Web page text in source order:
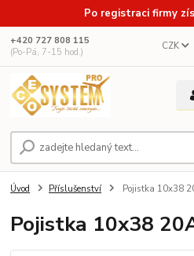
Po registraci firmy
CZK
+420 727 808 115
(Po-Pá, 7-15 hod.)
Úvod Příslušenství Pojistka 10x38
Pojistka 10x38